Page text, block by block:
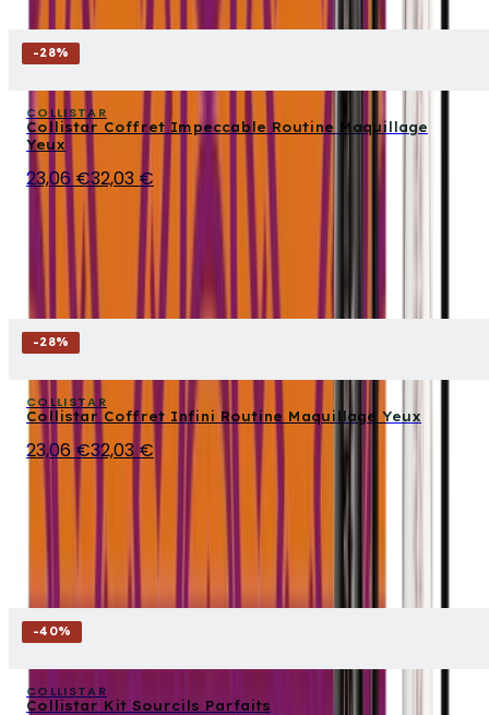
-28%
COLLISTAR
Collistar Coffret Impeccable Routine Maquillage
Yeux
23,06 €32,03 €
-28%
COLLISTAR
Collistar Coffret Infini Routine Maquillage Yeux
23,06 €32,03 €
-40%
COLLISTAR
Collistar Kit Sourcils Parfaits